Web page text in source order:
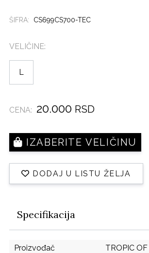
ŠIFRA: CS699CS700-TEC
VELIČINE:
L
CENA: 20.000 RSD
IZABERITE VELIČINU
DODAJ U LISTU ŽELJA
Specifikacija
Proizvođač
TROPIC OF